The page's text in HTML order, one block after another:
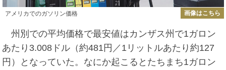
アメリカでのガソリン価格 画像はこちら
州別での平均価格で最安値はカンザス州で1ガロン
あたり3.008ドル（約481円／1リットルあたり約127
円）となっていた。なにか起こるとたちまち1ガロン